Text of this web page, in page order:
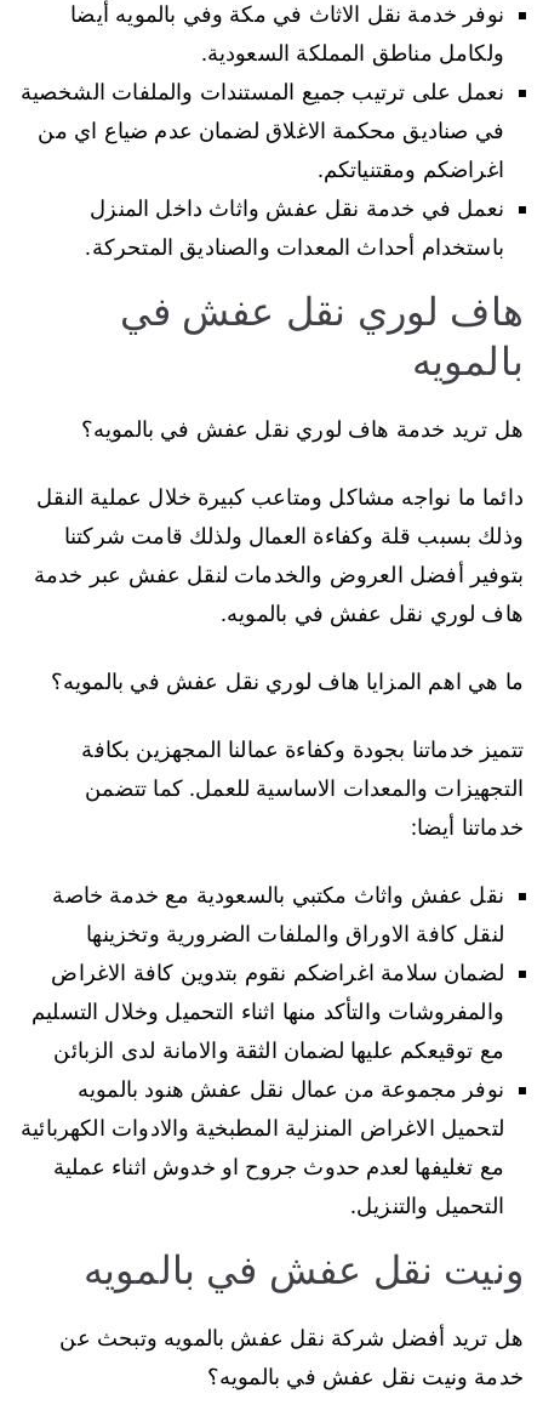
نوفر خدمة نقل الاثاث في مكة وفي بالمويه أيضا
ولكامل مناطق المملكة السعودية.
نعمل على ترتيب جميع المستندات والملفات الشخصية
في صناديق محكمة الاغلاق لضمان عدم ضياع اي من
اغراضكم ومقتنياتكم.
نعمل في خدمة نقل عفش واثاث داخل المنزل
باستخدام أحداث المعدات والصناديق المتحركة.
هاف لوري نقل عفش في
بالمويه
هل تريد خدمة هاف لوري نقل عفش في بالمويه؟
دائما ما نواجه مشاكل ومتاعب كبيرة خلال عملية النقل
وذلك بسبب قلة وكفاءة العمال ولذلك قامت شركتنا
بتوفير أفضل العروض والخدمات لنقل عفش عبر خدمة
هاف لوري نقل عفش في بالمويه.
ما هي اهم المزايا هاف لوري نقل عفش في بالمويه؟
تتميز خدماتنا بجودة وكفاءة عمالنا المجهزين بكافة
التجهيزات والمعدات الاساسية للعمل. كما تتضمن
خدماتنا أيضا:
نقل عفش واثاث مكتبي بالسعودية مع خدمة خاصة
لنقل كافة الاوراق والملفات الضرورية وتخزينها
لضمان سلامة اغراضكم نقوم بتدوين كافة الاغراض
والمفروشات والتأكد منها اثناء التحميل وخلال التسليم
مع توقيعكم عليها لضمان الثقة والامانة لدى الزبائن
نوفر مجموعة من عمال نقل عفش هنود بالمويه
لتحميل الاغراض المنزلية المطبخية والادوات الكهربائية
مع تغليفها لعدم حدوث جروح او خدوش اثناء عملية
التحميل والتنزيل.
ونيت نقل عفش في بالمويه
هل تريد أفضل شركة نقل عفش بالمويه وتبحث عن
خدمة ونيت نقل عفش في بالمويه؟